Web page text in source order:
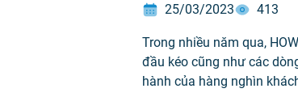
25/03/2023 413
Trong nhiều năm qua,
đầu kéo cũng như các
hành của hàng nghìn